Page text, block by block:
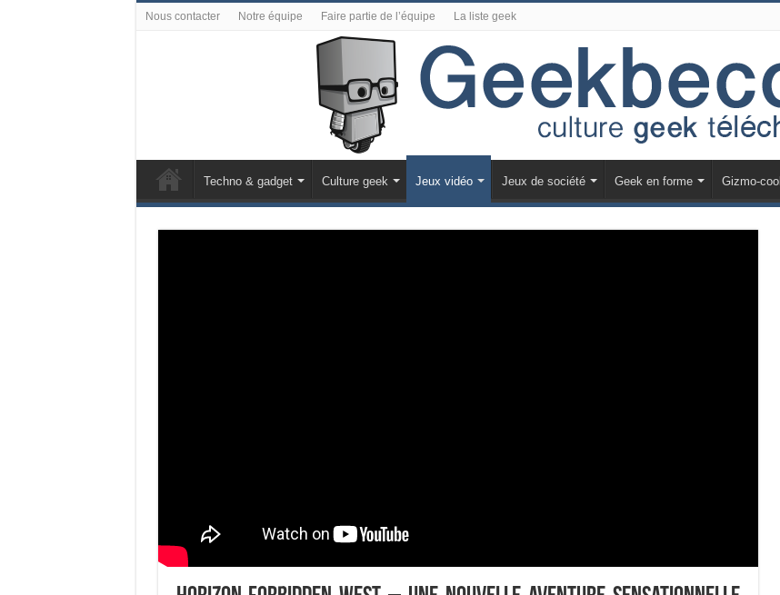
Nous contacter Notre équipe Faire partie de l’équipe La liste geek
Techno & gadget Culture geek Jeux vidéo Jeux de société Geek en forme Gizmo-cool